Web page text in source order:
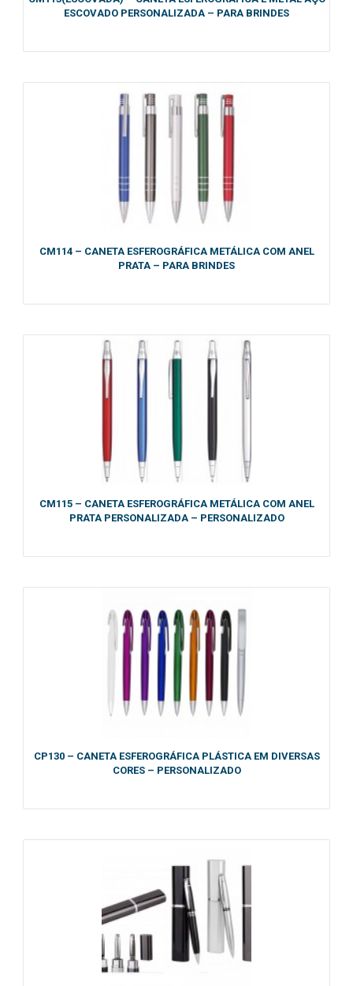
ESCOVADO PERSONALIZADA – PARA BRINDES
CM114 – CANETA ESFEROGRÁFICA METÁLICA COM ANEL
PRATA – PARA BRINDES
CM115 – CANETA ESFEROGRÁFICA METÁLICA COM ANEL
PRATA PERSONALIZADA – PERSONALIZADO
CP130 – CANETA ESFEROGRÁFICA PLÁSTICA EM DIVERSAS
CORES – PERSONALIZADO